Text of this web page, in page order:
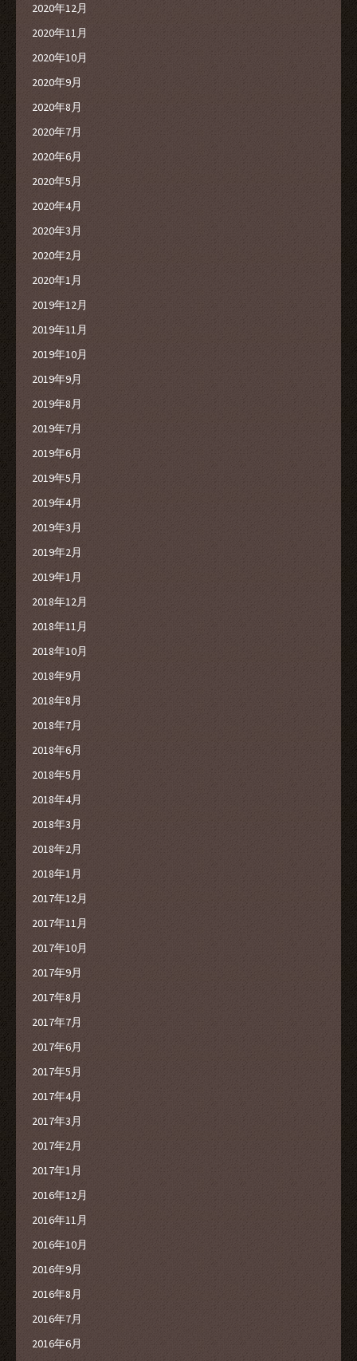
2020年12月
2020年11月
2020年10月
2020年9月
2020年8月
2020年7月
2020年6月
2020年5月
2020年4月
2020年3月
2020年2月
2020年1月
2019年12月
2019年11月
2019年10月
2019年9月
2019年8月
2019年7月
2019年6月
2019年5月
2019年4月
2019年3月
2019年2月
2019年1月
2018年12月
2018年11月
2018年10月
2018年9月
2018年8月
2018年7月
2018年6月
2018年5月
2018年4月
2018年3月
2018年2月
2018年1月
2017年12月
2017年11月
2017年10月
2017年9月
2017年8月
2017年7月
2017年6月
2017年5月
2017年4月
2017年3月
2017年2月
2017年1月
2016年12月
2016年11月
2016年10月
2016年9月
2016年8月
2016年7月
2016年6月